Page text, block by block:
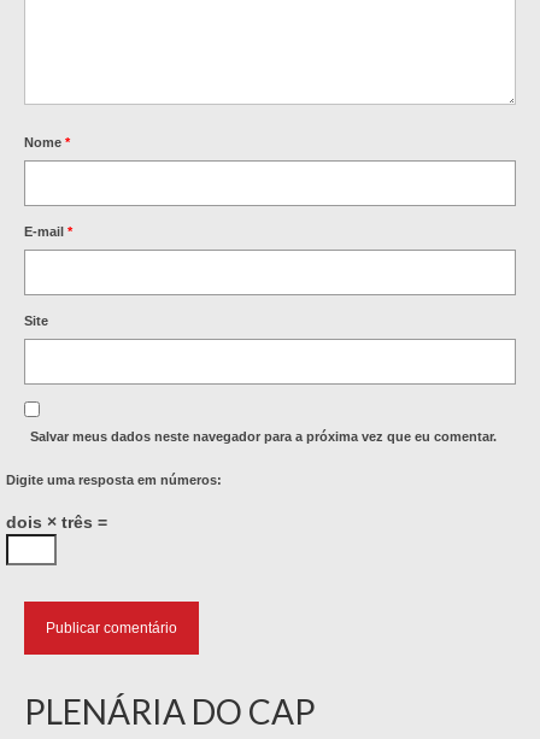
Nome *
E-mail *
Site
Salvar meus dados neste navegador para a próxima vez que eu comentar.
Digite uma resposta em números:
dois × três =
PLENÁRIA DO CAP